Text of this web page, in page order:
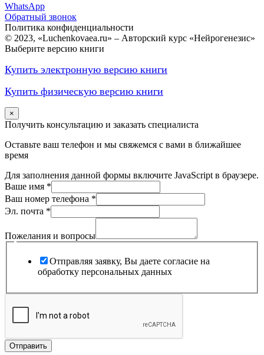
WhatsApp
Обратный звонок
Политика конфиденциальности
© 2023, «Luchenkovaea.ru» – Авторский курс «Нейрогенезис»
Выберите версию книги
Купить электронную версию книги
Купить физическую версию книги
×
Получить консультацию и заказать специалиста
Оставьте ваш телефон и мы свяжемся с вами в ближайшее
время
Для заполнения данной формы включите JavaScript в браузере.
Ваше имя *
Ваш номер телефона *
Эл.
Пожелания
Эл. почта *
Пожелания и вопросы
Отправляя заявку, Вы даете согласие на
обработку персональных данных
Отправить